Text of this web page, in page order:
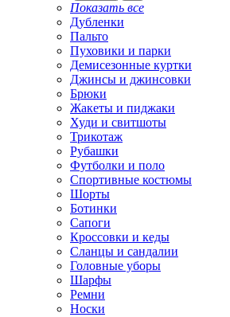
Показать все
Дубленки
Пальто
Пуховики и парки
Демисезонные куртки
Джинсы и джинсовки
Брюки
Жакеты и пиджаки
Худи и свитшоты
Трикотаж
Рубашки
Футболки и поло
Спортивные костюмы
Шорты
Ботинки
Сапоги
Кроссовки и кеды
Сланцы и сандалии
Головные уборы
Шарфы
Ремни
Носки